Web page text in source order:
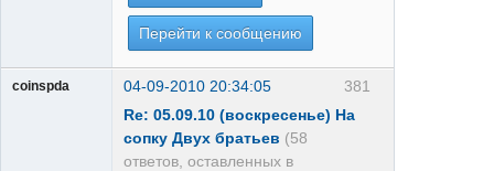
Перейти к сообщению
381
coinspda
04-09-2010 20:34:05
Re: 05.09.10 (воскресенье) На
сопку Двух братьев (58
ответов, оставленных в